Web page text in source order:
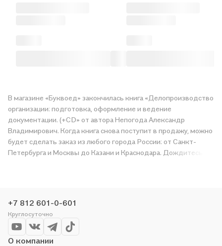
В магазине «Буквоед» закончилась книга «Делопроизводство
организации: подготовка, оформление и ведение
документации. (+CD» от автора Непогода Александр
Владимирович. Когда книга снова поступит в продажу, можно
будет сделать заказ из любого города России: от Санкт-
Петербурга и Москвы до Казани и Краснодара. Дождитесь,
чтобы вы могли купить понравившуюся историю по приятной
цене. Например, организуем конкурсы и проводим акции.
Оставайтесь с нами, чтобы не упустить выгоду!
+7 812 601-0-601
Круглосуточно
О компании